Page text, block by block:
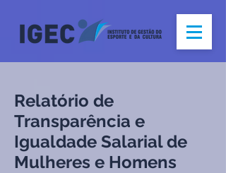
Relatório de
Transparência e
Igualdade Salarial de
Mulheres e Homens